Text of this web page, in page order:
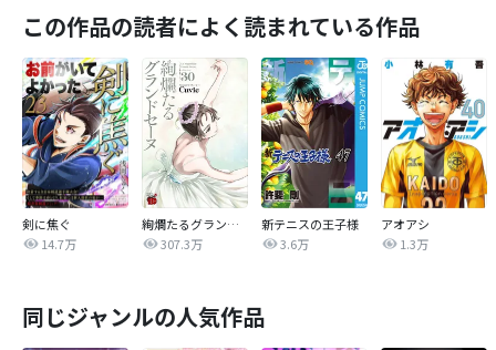
この作品の読者によく読まれている作品
剣に焦ぐ
14.7万
絢爛たるグランドセーヌ
307.3万
新テニスの王子様
3.6万
アオアシ
1.3万
同じジャンルの人気作品